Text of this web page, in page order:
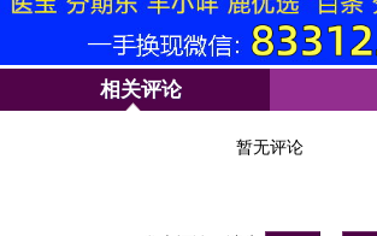
相关评论
暂无评论